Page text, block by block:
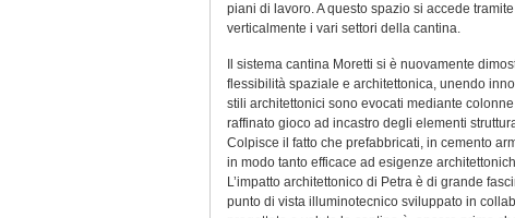
piani di lavoro. A questo spazio si accede
verticalmente i vari settori della cantina.
Il sistema cantina Moretti si è nuovamente
flessibilità spaziale e architettonica, unendo
stili architettonici sono evocati mediante
raffinato gioco ad incastro degli elementi
Colpisce il fatto che prefabbricati, in cemento
in modo tanto efficace ad esigenze
L’impatto architettonico di Petra è di grande
punto di vista illuminotecnico sviluppato in